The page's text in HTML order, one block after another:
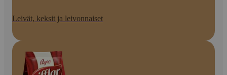
Leivät, keksit ja leivonnaiset